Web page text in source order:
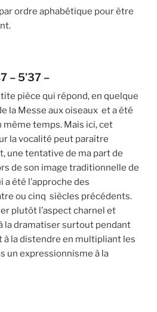
ordre aphabétique pour être
– 5’37 –
pièce qui répond, en quelque
la Messe aux oiseaux et a été
temps. Mais ici, cet
la vocalité peut paraître
une tentative de ma part de
de son image traditionnelle de
été l’approche des
ou cinq siècles précédents.
plutôt l’aspect charnel et
la dramatiser surtout pendant
à la distendre en multipliant les
un expressionnisme à la